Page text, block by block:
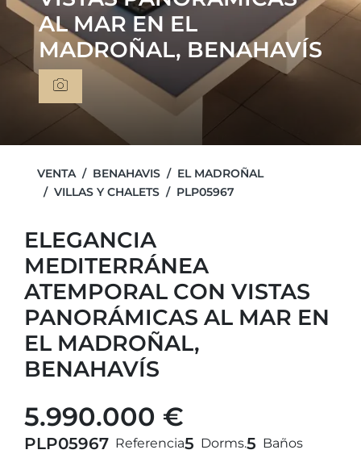
AL MAR EN EL
MADROÑAL, BENAHAVÍS
VENTA BENAHAVIS
EL MADROÑAL
VILLAS Y CHALETS
PLP05967
ELEGANCIA
MEDITERRÁNEA
ATEMPORAL CON VISTAS
PANORÁMICAS AL MAR EN
EL MADROÑAL,
BENAHAVÍS
5.990.000 €
PLP05967 Referencia5 Dorms.5 Baños